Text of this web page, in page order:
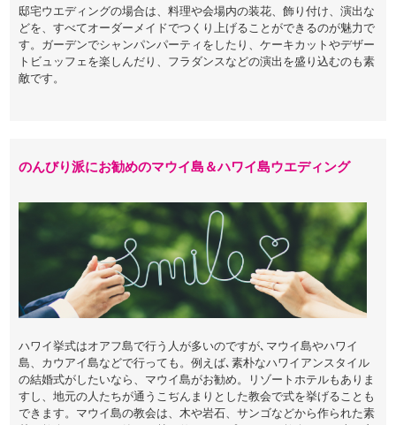
邸宅ウエディングの場合は、料理や会場内の装花、飾り付け、演出な
どを、すべてオーダーメイドでつくり上げることができるのが魅力で
す。ガーデンでシャンパンパーティをしたり、ケーキカットやデザー
トビュッフェを楽しんだり、フラダンスなどの演出を盛り込むのも素
敵です。
のんびり派にお勧めのマウイ島＆ハワイ島ウエディング
ハワイ挙式はオアフ島で行う人が多いのですが､マウイ島やハワイ
島、カウアイ島などで行っても。例えば､素朴なハワイアンスタイル
の結婚式がしたいなら、マウイ島がお勧め。リゾートホテルもありま
すし、地元の人たちが通うこぢんまりとした教会で式を挙げることも
できます。マウイ島の教会は、木や岩石、サンゴなどから作られた素